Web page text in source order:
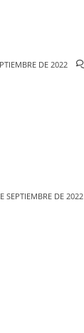
DE 2022
SEPTIEMBRE DE 2022